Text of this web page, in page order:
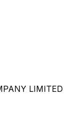
LIMITED